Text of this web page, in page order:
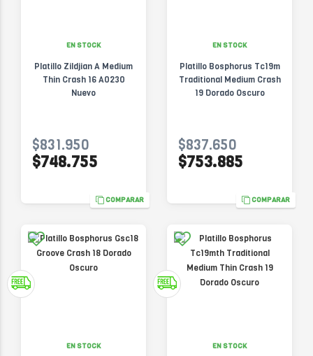
EN STOCK
Platillo Zildjian A Medium
Thin Crash 16 A0230
Nuevo
$831.950
$748.755
COMPARAR
EN STOCK
Platillo Bosphorus Tc19m
Traditional Medium Crash
19 Dorado Oscuro
$837.650
$753.885
COMPARAR
EN STOCK EN STOCK